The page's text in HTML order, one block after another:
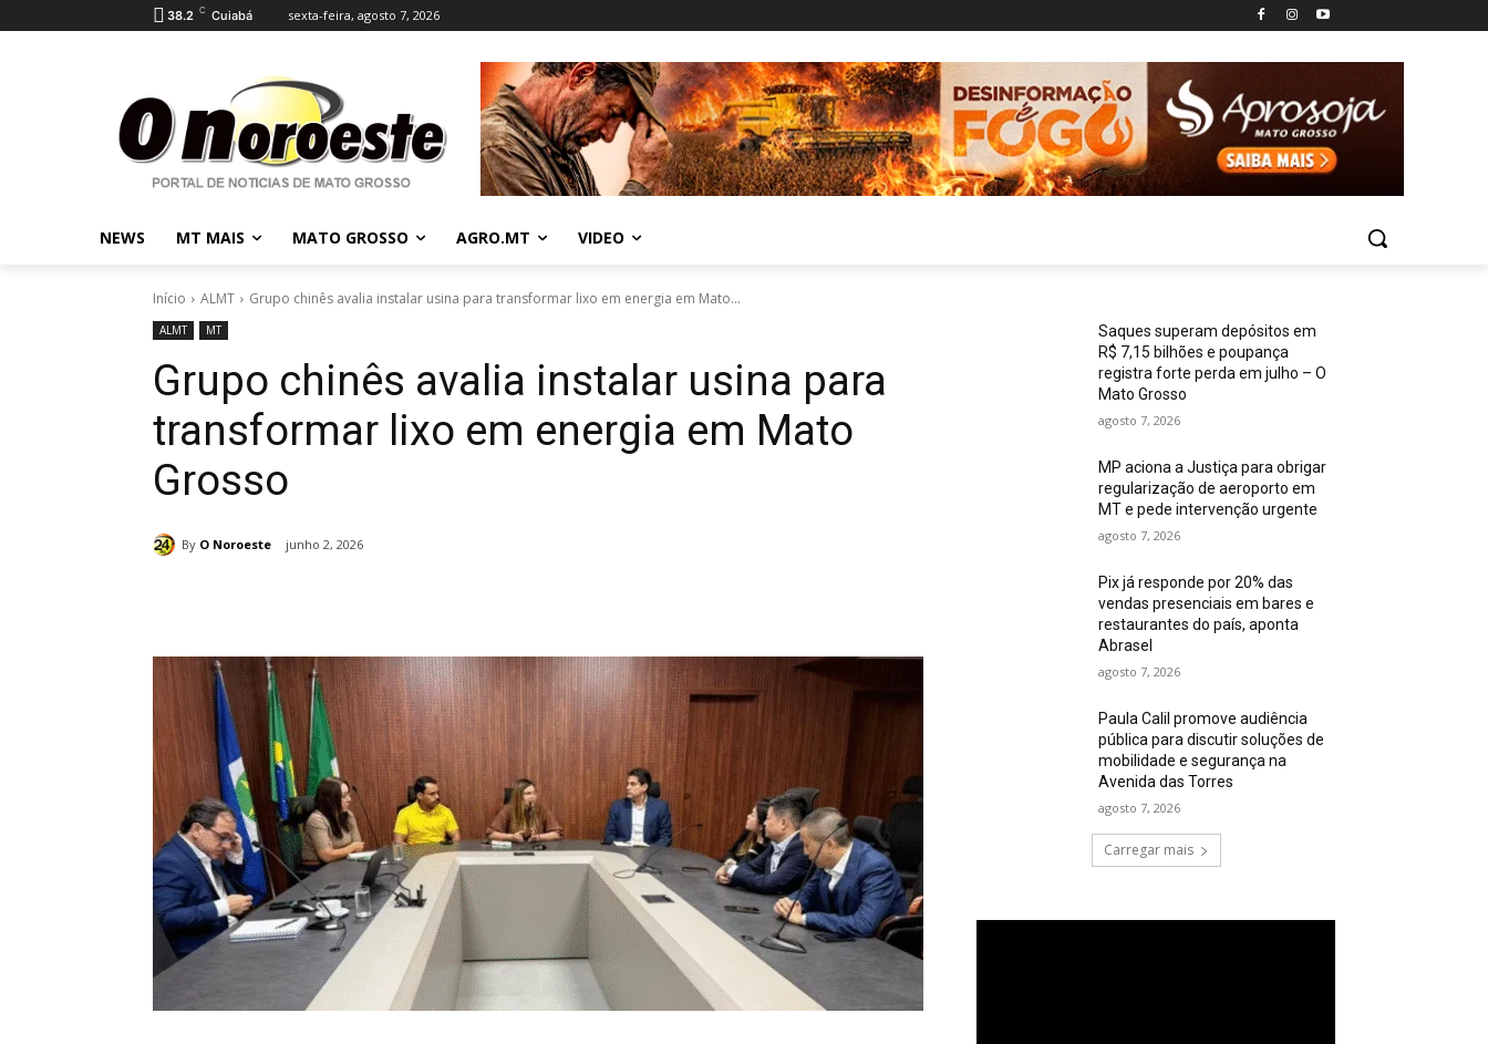
38.2 C Cuiabá sexta-feira, agosto 7, 2026
NEWS MT MAIS MATO GROSSO AGRO.MT VIDEO
Início ALMT Grupo chinês avalia instalar usina para transformar lixo em energia em Mato...
ALMT MT
Grupo chinês avalia instalar usina para
transformar lixo em energia em Mato
Grosso
By O Noroeste junho 2, 2026
Saques superam depósitos em
R$ 7,15 bilhões e poupança
registra forte perda em julho – O
Mato Grosso
agosto 7, 2026
MP aciona a Justiça para obrigar
regularização de aeroporto em
MT e pede intervenção urgente
agosto 7, 2026
Pix já responde por 20% das
vendas presenciais em bares e
restaurantes do país, aponta
Abrasel
agosto 7, 2026
Paula Calil promove audiência
pública para discutir soluções de
mobilidade e segurança na
Avenida das Torres
agosto 7, 2026
Carregar mais